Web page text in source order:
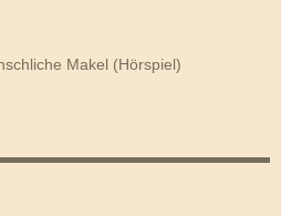
Makel (Hörspiel)